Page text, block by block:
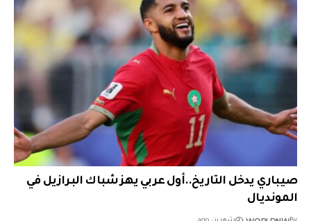
صيباري يدخل التاريخ..أول عربي يهز شباك البرازيل في
المونديال